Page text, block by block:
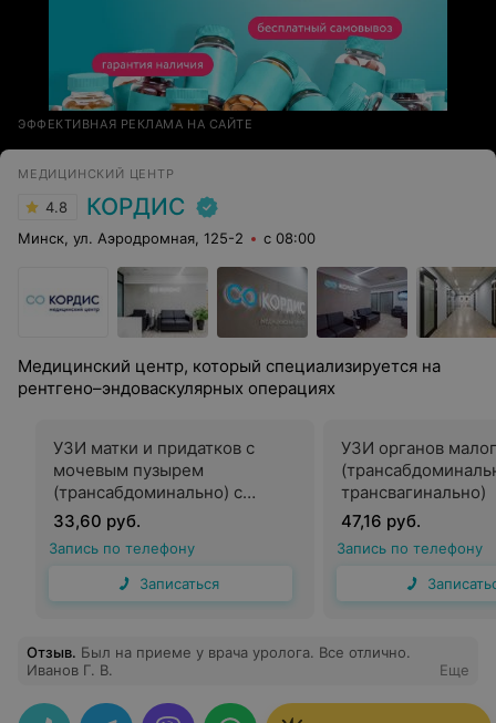
ЭФФЕКТИВНАЯ РЕКЛАМА НА САЙТЕ
МЕДИЦИНСКИЙ ЦЕНТР
4.8 КОРДИС
Минск, ул. Аэродромная, 125-2 с 08:00
Медицинский центр, который специализируется на
рентгено–эндоваскулярных операциях
УЗИ матки и придатков с
мочевым пузырем
(трансабдоминально) с
дуплексным сканированием
сосудов и лимфатическими
узлами.
33,60 руб.
Запись по телефону
Записаться
УЗИ органов
трансвагинально)
47,16 руб.
Запись по телефону
Отзыв. Был на приеме у врача уролога. Все отлично.
Иванов Г. В.
Еще